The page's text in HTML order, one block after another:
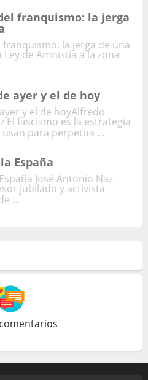
franquismo: la jerga
la jerga de una
de Amnistía a la zona
ayer y el de hoy
y el de hoyAlfredo
El fascismo es la estrategia
para perpetua ...
España
José Antonio Naz
jubilado y activista
...